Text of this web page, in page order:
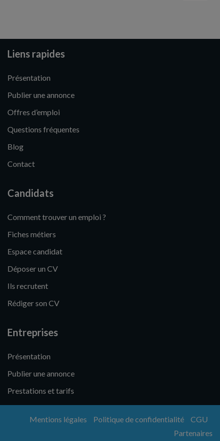
Liens rapides
Présentation
Publier une annonce
Offres d’emploi
Questions fréquentes
Blog
Contact
Candidats
Comment trouver un emploi ?
Fiches métiers
Espace candidat
Déposer un CV
Ils recrutent
Rédiger son CV
Entreprises
Présentation
Publier une annonce
Prestations et tarifs
Mentions légales Politique de confidentialité
CGU
Partenaires